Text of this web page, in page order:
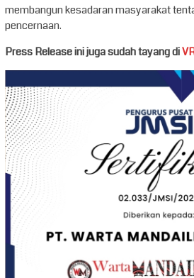
membangun kesadaran masyarakat
pencernaan.
Press Release ini juga sudah tayang di